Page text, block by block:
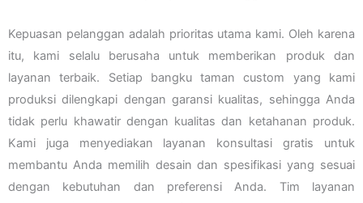
Kepuasan pelanggan adalah prioritas utama kami. Oleh karena
itu, kami selalu berusaha untuk memberikan produk dan
layanan terbaik. Setiap bangku taman custom yang kami
produksi dilengkapi dengan garansi kualitas, sehingga Anda
tidak perlu khawatir dengan kualitas dan ketahanan produk.
Kami juga menyediakan layanan konsultasi gratis untuk
membantu Anda memilih desain dan spesifikasi yang sesuai
dengan kebutuhan dan preferensi Anda. Tim layanan